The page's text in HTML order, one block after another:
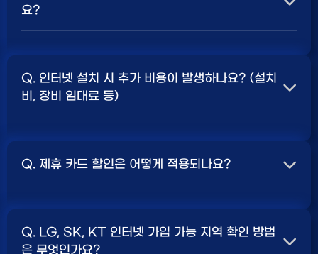
요?
보통 500Mbps 또는 1Gbps 인터넷을 TV와 결합하여
가입할 때현금 사은품
세요.
Q. 인터넷 설치 시 추가 비용이 발생하나요? (설치
비, 장비 임대료 등)
청구되는 경우가 많습니다. 다만, 인터넷 상품 및 프로모션
책 확인 필수.
Q. 제휴 카드 할인은 어떻게 적용되나요?
에서 일정 금액이 할인됩니다. 할인 금액과 조건은 카드사
Q. LG, SK, KT 인터넷 가입 가능 지역 확인 방법
은 무엇인가요?